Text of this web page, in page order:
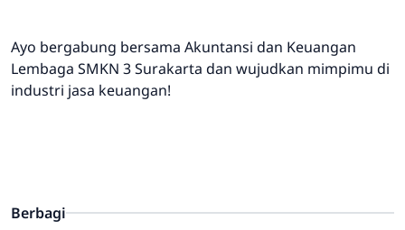
Ayo bergabung bersama Akuntansi dan Keuangan
Lembaga SMKN 3 Surakarta dan wujudkan mimpimu di
industri jasa keuangan!
Berbagi